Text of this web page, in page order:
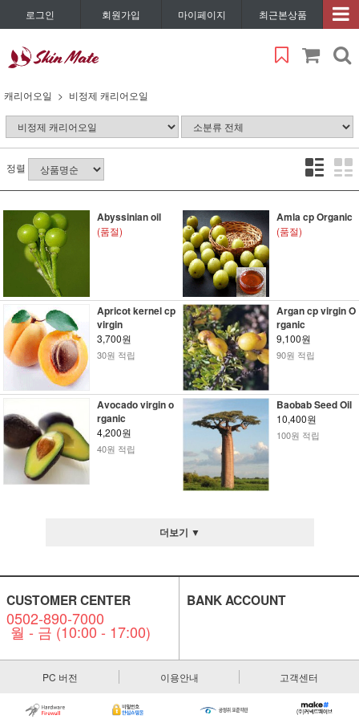
로그인 회원가입 마이페이지 최근본상품
캐리어오일 비정제 캐리어오일
정렬
Abyssinian oil
(품절)
Amla cp Organic
(품절)
Apricot kernel cp
virgin
3,700원
30원 적립
Argan cp virgin O
rganic
9,100원
90원 적립
Avocado virgin o
rganic
4,200원
40원 적립
Baobab Seed Oil
10,400원
100원 적립
더보기 ▼
CUSTOMER CENTER
0502-890-7000
월 - 금 (10:00 - 17:00)
BANK ACCOUNT
PC 버전 이용안내 고객센터